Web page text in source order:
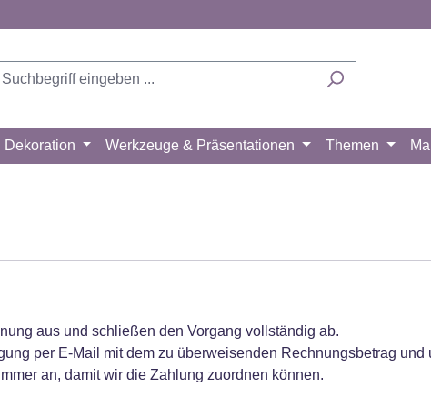
Dekoration Werkzeuge & Präsentationen Themen
aus und schließen den Vorgang vollständig ab.
per E-Mail mit dem zu überweisenden Rechnungsbetrag und
an, damit wir die Zahlung zuordnen können.